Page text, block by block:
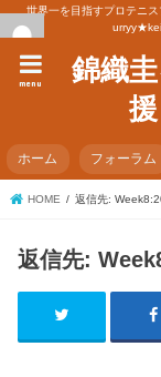
世界一を目指すプロテニ
錦織
menu
ホーム フォーラム
HOME 返信先:
返信先: